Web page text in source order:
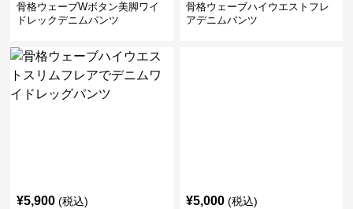
骨格ウェーブWボタン美脚ワイ
ドレックデニムパンツ
骨格ウェーブハイウエストフレ
アデニムパンツ
¥5,900 (税込) ¥5,000 (税込)